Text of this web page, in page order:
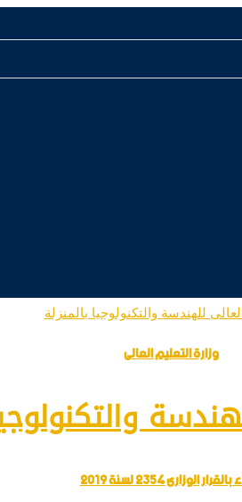
وزارة التعليم العالى
الوزارى 2354 لسنة 2019